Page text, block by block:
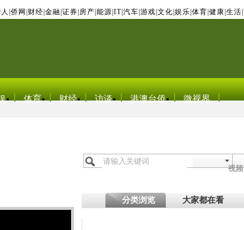
侨网 财经 金融 证券 房产 能源 IT| 汽车 游戏 文化 娱乐 体育 健康 生活
体育 财经 访谈 港澳台侨 微视界
视频
分类浏览 大家都在看